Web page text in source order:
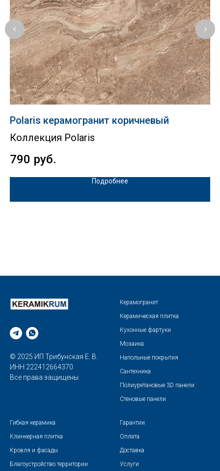
Polaris керамогранит коричневый
Коллекция Polaris
790 руб.
Подробнее
© 2025 ИП Трибунская Е. В.
ИНН 222412664370
Все права защищены
Керамогранит
Керамическая плитка
Кухонные фартуки
Мозаика
Напольные покрытия
Сантехника
Полиуретановые 3D панели
Стеновые панели
Гибкая керамика
Клинкерная плитка
Кровля и фасады
Благоустройство территории
Гарантии
Оплата
Доставка
Услуги